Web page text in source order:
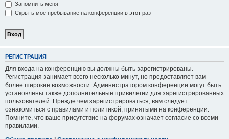
Запомнить меня
Скрыть моё пребывание на конференции в этот раз
РЕГИСТРАЦИЯ
Для входа на конференцию вы должны быть зарегистрированы.
Регистрация занимает всего несколько минут, но предоставляет вам
более широкие возможности. Администратором конференции могут быть
установлены также дополнительные привилегии для зарегистрированных
пользователей. Прежде чем зарегистрироваться, вам следует
ознакомиться с правилами и политикой, принятыми на конференции.
Помните, что ваше присутствие на форумах означает согласие со всеми
правилами.